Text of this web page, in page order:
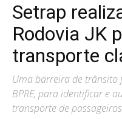
Setrap
Rodovia JK
transporte
Uma barreira de
BPRE, para identificar e
transporte de